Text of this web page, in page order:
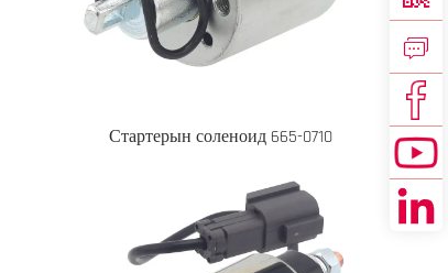
Стартерын соленоид 665-0710